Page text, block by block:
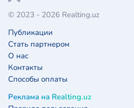
© 2023 - 2026 Realting.uz
Публикации
Стать партнером
О нас
Контакты
Способы оплаты
Реклама на Realting.uz